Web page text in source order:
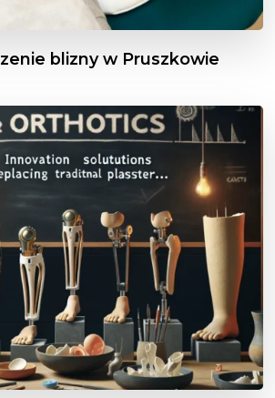
blizny w Pruszkowie